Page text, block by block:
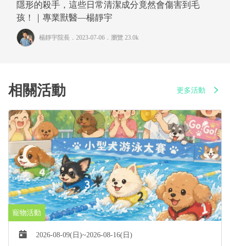
隱形的殺手，這些日常清潔成分竟然會傷害到毛
孩！｜專業獸醫—楊靜宇
楊靜宇院長 ．2023-07-06． 瀏覽 23.0k
相關活動 更多活動
2026-08-09(日)~2026-08-16(日)